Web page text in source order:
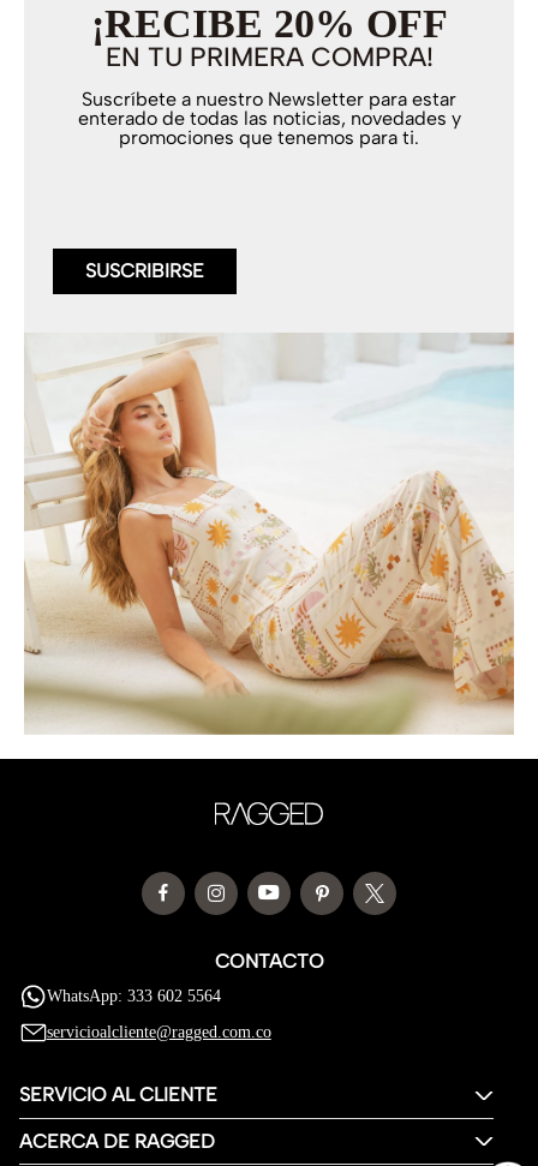
¡RECIBE 20% OFF
EN TU PRIMERA COMPRA!
Suscríbete a nuestro Newsletter para estar
enterado de todas las noticias, novedades y
promociones que tenemos para ti.
SUSCRIBIRSE
CONTACTO
WhatsApp: 333 602 5564
servicioalcliente@ragged.com.co
SERVICIO AL CLIENTE
ACERCA DE RAGGED